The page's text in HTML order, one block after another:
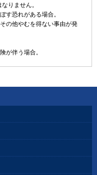
りません。
す恐れがある場合。
の他やむを得ない事由が発
が伴う場合。